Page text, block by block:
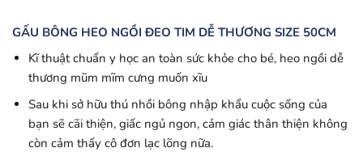
GẤU BÔNG HEO NGỒI ĐEO TIM DỄ THƯƠNG SIZE 50CM
Kĩ thuật chuẩn y học an toàn sức khỏe cho bé, heo ngồi dễ
thương mũm mĩm cưng muốn xĩu
Sau khi sở hữu thú nhồi bông nhập khẩu cuộc sống của
bạn sẽ cãi thiện, giấc ngủ ngon, cảm giác thân thiện không
còn cảm thấy cô đơn lạc lõng nữa.